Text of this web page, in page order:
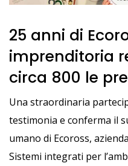
25 anni di
imprenditoria
circa 800 le
Una straordinaria
testimonia e conferma il
umano di Ecoross,
Sistemi integrati per